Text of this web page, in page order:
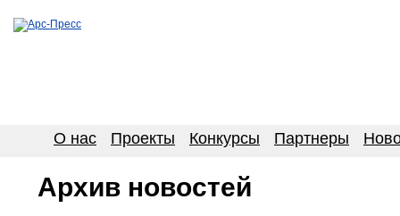
О нас Проекты Конкурсы Партнеры
Архив новостей